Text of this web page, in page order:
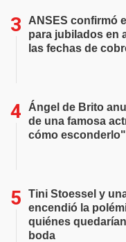
ANSES confirmó
para jubilados en
las fechas de
Ángel de Brito
de una famosa
cómo esconderlo"
Tini Stoessel y
encendió la
quiénes
boda